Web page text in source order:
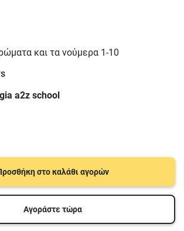
και τα νούμερα 1-10
a2z school
στο καλάθι αγορών
Αγοράστε τώρα